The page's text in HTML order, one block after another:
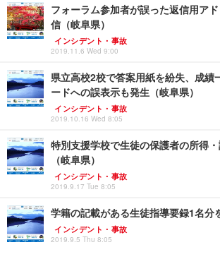
フォーラム参加者が誤った返信用ア
信（岐阜県）
インシデント・事故
2019.11.6 Wed 9:00
県立高校2校で答案用紙を紛失、成績
ードへの誤表示も発生（岐阜県）
インシデント・事故
2019.10.16 Wed 8:05
特別支援学校で生徒の保護者の所得
（岐阜県）
インシデント・事故
2019.9.17 Tue 8:05
学籍の記載がある生徒指導要録1名分
インシデント・事故
2019.9.5 Thu 8:05